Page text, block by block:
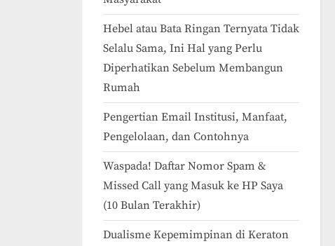
Hebel atau Bata Ringan Ternyata Tidak
Selalu Sama, Ini Hal yang Perlu
Diperhatikan Sebelum Membangun
Rumah
Pengertian Email Institusi, Manfaat,
Pengelolaan, dan Contohnya
Waspada! Daftar Nomor Spam &
Missed Call yang Masuk ke HP Saya
(10 Bulan Terakhir)
Dualisme Kepemimpinan di Keraton